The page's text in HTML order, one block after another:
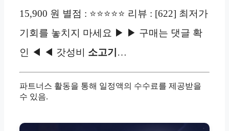
15,900 원 별점 : ⭐⭐⭐⭐⭐ 리뷰 : [622] 최저가
기회를 놓치지 마세요 ▶ ▶ 구매는 댓글 확
인 ◀ ◀ 갓성비 소고기 …
파트너스 활동을 통해 일정액의 수수료를 제공받을
수 있음.